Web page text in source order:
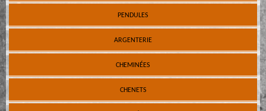
PENDULES
ARGENTERIE
CHEMINÉES
CHENETS